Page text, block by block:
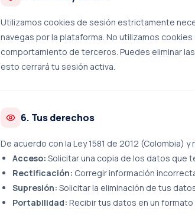
Utilizamos cookies de sesión estrictamente
navegas por la plataforma. No utilizamos
comportamiento de terceros. Puedes eliminar
esto cerrará tu sesión activa.
6. Tus derechos
De acuerdo con la Ley 1581 de 2012 (Colombia)
Acceso: Solicitar una copia de los datos que
Rectificación: Corregir información
Supresión: Solicitar la eliminación de tus
Portabilidad: Recibir tus datos en un